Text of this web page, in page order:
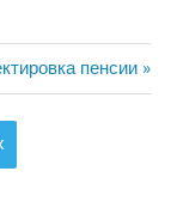
пенсии